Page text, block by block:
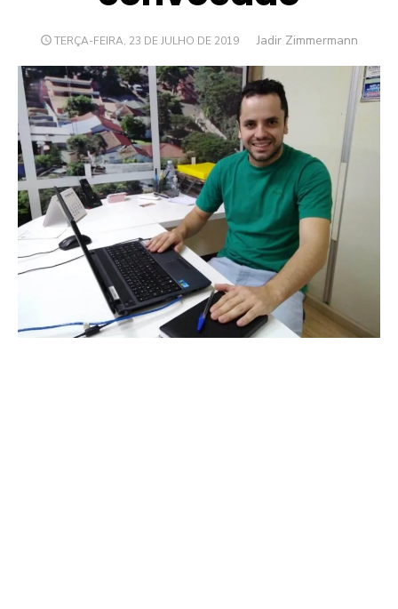
POSTED
TERÇA-FEIRA, 23 DE JULHO DE 2019 Author
Jadir Zimmermann